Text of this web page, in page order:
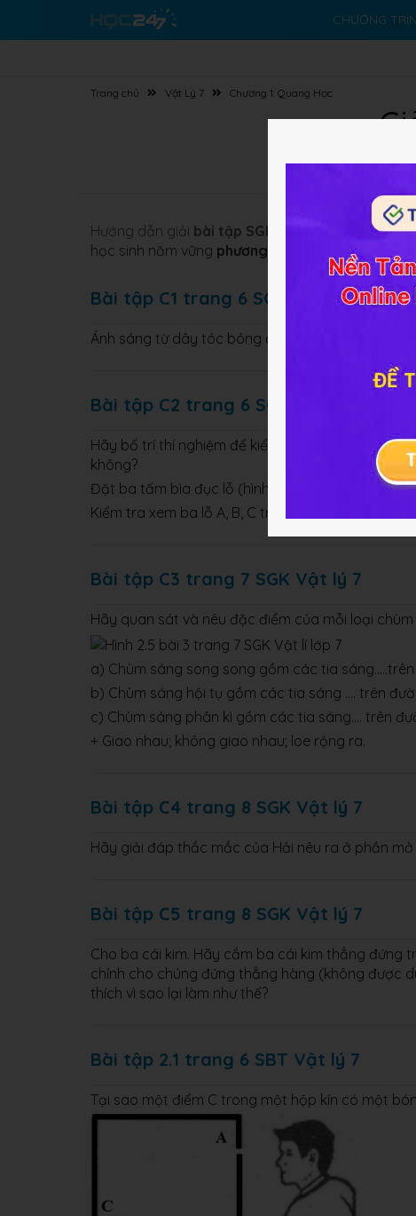
CHƯƠNG
Trang chủ Vật Lý 7 Chương 1: Quang Học
Hướng dẫn giải bài tập SGK Cơ bản và Nâng
học sinh năm vững phương pháp giải bài tập và
Bài tập C1 trang 6 SGK Vật lý 7
Ánh sáng từ dây tóc bóng đèn truyền trực tiếp
Bài tập C2 trang 6 SGK Vật lý 7
Hãy bố trí thí nghiệm để kiểm tra xem khi không
không?
Đặt ba tấm bìa đục lỗ (hình 2.2) sao cho mắt
Kiểm tra xem ba lỗ A, B, C trên ba tấm bìa và
Bài tập C3 trang 7 SGK Vật lý 7
Hãy quan sát và nêu đặc điểm của mỗi loại chùm
a) Chùm sáng song song gồm các tia
b) Chùm sáng hội tụ gồm các tia sáng .... trên
c) Chùm sáng phân kì gồm các tia sáng.... trên
+ Giao nhau; không giao nhau; loe rộng ra.
Bài tập C4 trang 8 SGK Vật lý 7
Hãy giải đáp thắc mắc của Hải nêu ra ở phần mở
Bài tập C5 trang 8 SGK Vật lý 7
Cho ba cái kim. Hãy cắm ba cái kim thẳng
chỉnh cho chúng đứng thẳng hàng (không được
thích vì sao lại làm như thế?
Bài tập 2.1 trang 6 SBT Vật lý 7
Tại sao một điểm C trong một hộp kín có một